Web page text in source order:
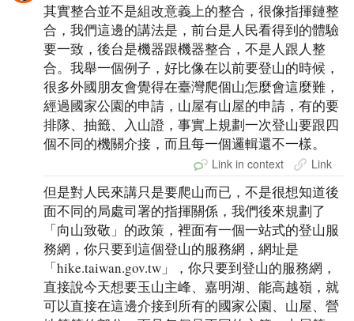
其實整合並不是組改意義上的整合，很像指揮鏈整
合，我們這邊的講法是，前台是人民看得到的體驗
要一致，後台是機器跟機器整合，不是人跟人整
合。我舉一個例子，好比像在以前要登山的時候，
很多外國朋友會覺得在臺灣爬個山怎麼會這麼難，
經過國家公園的申請，山屋有山屋的申請，有的要
排隊、抽籤、入山證，事實上規劃一次登山要跟四
個不同的機關介接，而且每一個邏輯還不一樣。
Link in context Link
但是對人民來講只是要爬山而已，不是很想知道後
面不同的局處司署的指揮關係，我們後來規劃了
「向山致敬」的政策，裡面有一個一站式的登山服
務網，你只要到這個登山的服務網，網址是
「hike.taiwan.gov.tw」，你只要到登山的服務網，
直接說今天想要玉山主峰、嘉明湖、能高越嶺，就
可以直接在這邊介接到所有的國家公園、山屋、營